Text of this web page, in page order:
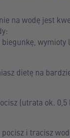
na wodę jest
dietę na
(utrata ok.
i tracisz